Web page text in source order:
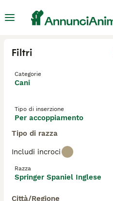
Filtri
Categorie
Cani
Tipo di inserzione
Per accoppiamento
Tipo di razza
Includi incroci
Razza
Springer Spaniel Inglese
Città/Regione